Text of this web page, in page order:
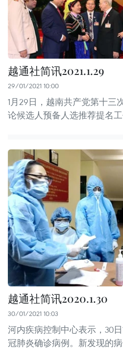
越通社简讯2021.1.29
29/01/2021 10:00
1月29日，越南共产党第十三
论候选人预备人选推荐提名工
越通社简讯2020.1.30
30/01/2021 10:03
河内疾病控制中心表示，30
冠肺炎确诊病例。新发现的